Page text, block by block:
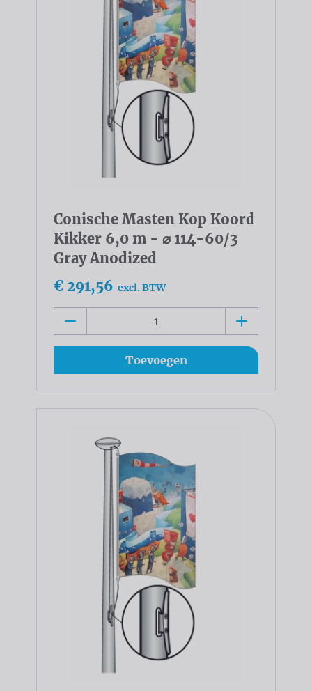
Conische Masten Kop Koord
Kikker 6,0 m - ⌀ 114-60/3
Gray Anodized
€ 291,56 excl. BTW
Toevoegen